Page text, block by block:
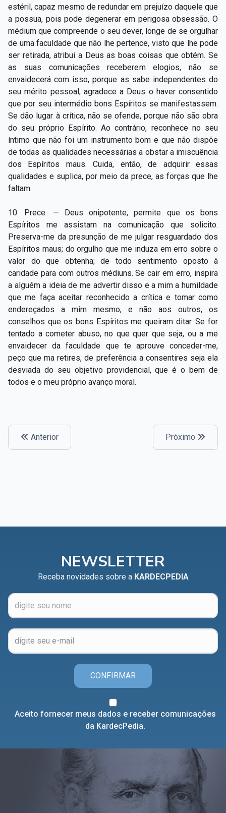
estéril, capaz mesmo de redundar em prejuízo daquele que
a possua, pois pode degenerar em perigosa obsessão. O
médium que compreende o seu dever, longe de se orgulhar
de uma faculdade que não lhe pertence, visto que lhe pode
ser retirada, atribui a Deus as boas coisas que obtém. Se
as suas comunicações receberem elogios, não se
envaidecerá com isso, porque as sabe independentes do
seu mérito pessoal; agradece a Deus o haver consentido
que por seu intermédio bons Espíritos se manifestassem.
Se dão lugar à crítica, não se ofende, porque não são obra
do seu próprio Espírito. Ao contrário, reconhece no seu
íntimo que não foi um instrumento bom e que não dispõe
de todas as qualidades necessárias a obstar a imiscuência
dos Espíritos maus. Cuida, então, de adquirir essas
qualidades e suplica, por meio da prece, as forças que lhe
faltam.
10. Prece. — Deus onipotente, permite que os bons
Espíritos me assistam na comunicação que solicito.
Preserva-me da presunção de me julgar resguardado dos
Espíritos maus; do orgulho que me induza em erro sobre o
valor do que obtenha; de todo sentimento oposto à
caridade para com outros médiuns. Se cair em erro, inspira
a alguém a ideia de me advertir disso e a mim a humildade
que me faça aceitar reconhecido a crítica e tomar como
endereçados a mim mesmo, e não aos outros, os
conselhos que os bons Espíritos me queiram ditar. Se for
tentado a cometer abuso, no que quer que seja, ou a me
envaidecer da faculdade que te aprouve conceder-me,
peço que ma retires, de preferência a consentires seja ela
desviada do seu objetivo providencial, que é o bem de
todos e o meu próprio avanço moral.
Anterior Próximo
NEWSLETTER
Receba novidades sobre a KARDECPEDIA
CONFIRMAR
Aceito fornecer meus dados e receber comunicações
da KardecPedia.